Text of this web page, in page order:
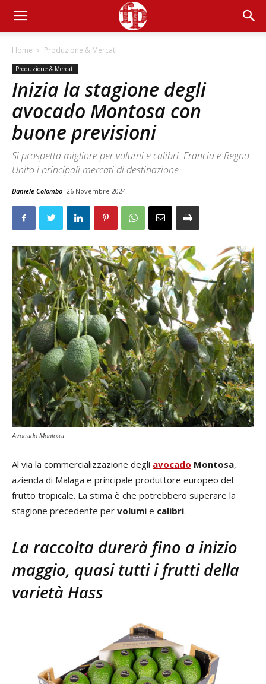
Home Produzione & Mercati
Produzione & Mercati
Inizia la stagione degli
avocado Montosa con
buone previsioni
Si prospetta migliore per volumi e calibri. Francia e Regno
Unito i principali mercati di destinazione
Daniele Colombo 26 Novembre 2024
Avocado Montosa
Al via la commercializzazione degli avocado Montosa,
azienda di Malaga e principale produttore europeo del
frutto tropicale. La stima è che potrebbero superare la
stagione precedente per volumi e calibri.
La raccolta durerà fino a inizio
maggio, quasi tutti i frutti della
varietà Hass